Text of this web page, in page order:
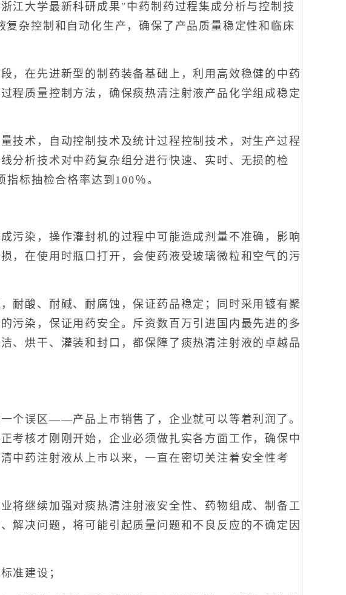
江大学最新科研成果″中药制药过程集成分析与控制技
杂控制和自动化生产，确保了产品质量稳定性和临床
在先进新型的制药装备基础上，利用高效稳健的中药
程质量控制方法，确保痰热清注射液产品化学组成稳定
术，自动控制技术及统计过程控制技术，对生产过程
分析技术对中药复杂组分进行快速、实时、无损的检
标抽检合格率达到100％。
染，操作灌封机的过程中可能造成剂量不准确，影响
，在使用时瓶口打开，会使药液受玻璃微粒和空气的污
酸、耐碱、耐腐蚀，保证药品稳定；同时采用镀有聚
污染，保证用药安全。斥资数百万引进国内最先进的多
、烘干、灌装和封口，都保障了痰热清注射液的卓越品
误区——产品上市销售了，企业就可以等着利润了。
考核才刚刚开始，企业必须做扎实各方面工作，确保中
中药注射液从上市以来，一直在密切关注着安全性考
继续加强对痰热清注射液安全性、药物组成、制备工
解决问题，将可能引起质量问题和不良反应的不确定因
准建设；